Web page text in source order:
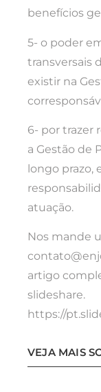
benefícios
5- o poder
transversais
existir na
6- por trazer
a Gestão de
longo prazo,
atuação.
Nos mande
artigo
slideshare.
https://
VEJA MAIS